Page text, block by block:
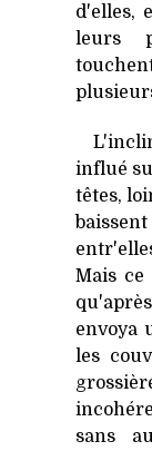
d'elles,
leurs
influé
têtes,
Mais ce
envoya
les
sans